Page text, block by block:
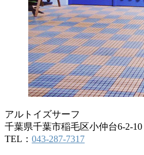
アルトイズサーフ
千葉県千葉市稲毛区小仲台6-2-10
TEL： 043-287-7317